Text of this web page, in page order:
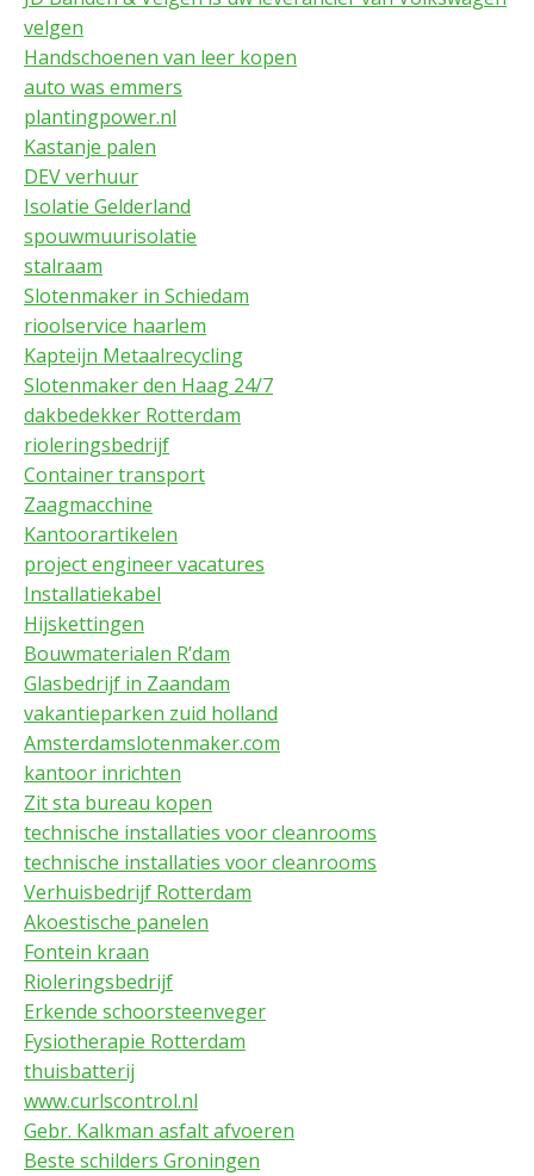
velgen
Handschoenen van leer kopen
auto was emmers
plantingpower.nl
Kastanje palen
DEV verhuur
Isolatie Gelderland
spouwmuurisolatie
stalraam
Slotenmaker in Schiedam
rioolservice haarlem
Kapteijn Metaalrecycling
Slotenmaker den Haag 24/7
dakbedekker Rotterdam
rioleringsbedrijf
Container transport
Zaagmacchine
Kantoorartikelen
project engineer vacatures
Installatiekabel
Hijskettingen
Bouwmaterialen R’dam
Glasbedrijf in Zaandam
vakantieparken zuid holland
Amsterdamslotenmaker.com
kantoor inrichten
Zit sta bureau kopen
technische installaties voor cleanrooms
technische installaties voor cleanrooms
Verhuisbedrijf Rotterdam
Akoestische panelen
Fontein kraan
Rioleringsbedrijf
Erkende schoorsteenveger
Fysiotherapie Rotterdam
thuisbatterij
www.curlscontrol.nl
Gebr. Kalkman asfalt afvoeren
Beste schilders Groningen